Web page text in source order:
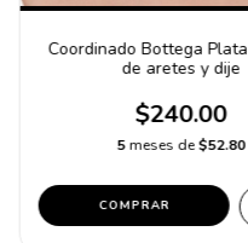
Coordinado Bottega
de aretes y dije
$240.00
5 meses de$52.80
COMPRAR